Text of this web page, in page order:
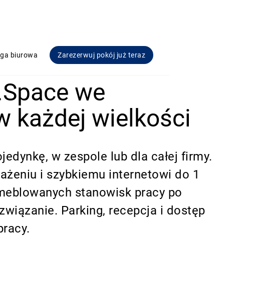
biurowa Zarezerwuj pokój już teraz
we
każdej wielkości
w zespole lub dla całej firmy.
i szybkiemu internetowi do 1
stanowisk pracy po
Parking, recepcja i dostęp